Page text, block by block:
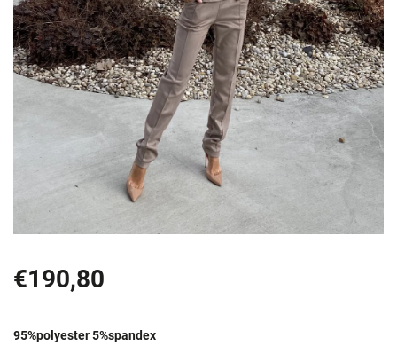
€190,80
95%polyester 5%spandex